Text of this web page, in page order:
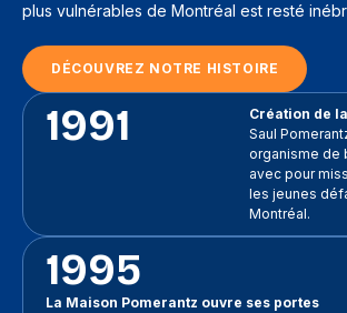
plus vulnérables de Montréal est resté
DÉCOUVREZ NOTRE HISTOIRE
1991
Création de
Saul
organisme de
avec pour
les jeunes
Montréal.
1995
La Maison Pomerantz ouvre ses portes